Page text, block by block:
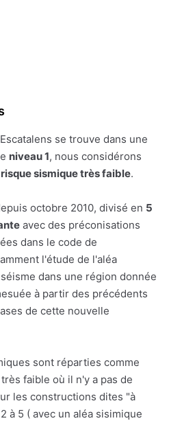
se trouve dans une
niveau 1, nous considérons
risque sismique très faible.
octobre 2010, divisé en 5
avec des préconisations
dans le code de
l'étude de l'aléa
dans une région donnée
à partir des précédents
de cette nouvelle
sont réparties comme
faible où il n'y a pas de
les constructions dites "à
à 5 ( avec un aléa sisimique